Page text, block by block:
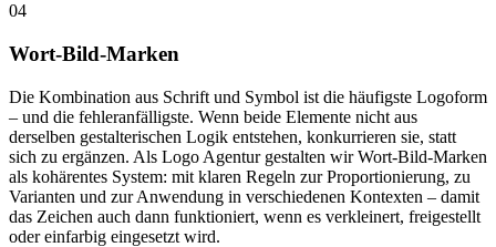
04
Wort-Bild-Marken
Die Kombination aus Schrift und Symbol ist die häufigste Logoform
– und die fehleranfälligste. Wenn beide Elemente nicht aus
derselben gestalterischen Logik entstehen, konkurrieren sie, statt
sich zu ergänzen. Als Logo Agentur gestalten wir Wort-Bild-Marken
als kohärentes System: mit klaren Regeln zur Proportionierung, zu
Varianten und zur Anwendung in verschiedenen Kontexten – damit
das Zeichen auch dann funktioniert, wenn es verkleinert, freigestellt
oder einfarbig eingesetzt wird.